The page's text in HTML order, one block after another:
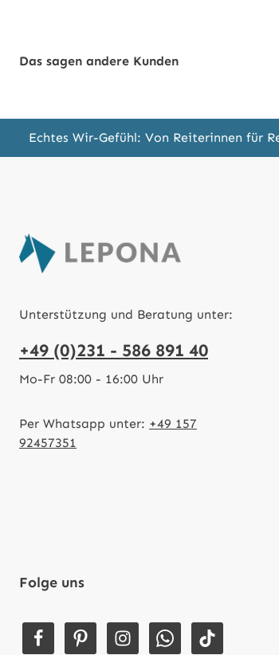
Das sagen andere Kunden
Echtes Wir-Gefühl: Von Reiterinnen für
Unterstützung und Beratung unter:
+49 (0)231 - 586 891 40
Mo-Fr 08:00 - 16:00 Uhr
Per Whatsapp unter: +49 157
92457351
Folge uns